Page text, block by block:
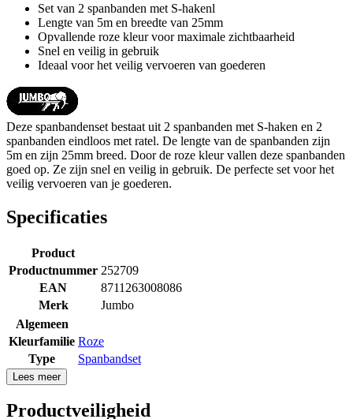
Set van 2 spanbanden met S-hakenl
Lengte van 5m en breedte van 25mm
Opvallende roze kleur voor maximale zichtbaarheid
Snel en veilig in gebruik
Ideaal voor het veilig vervoeren van goederen
Deze spanbandenset bestaat uit 2 spanbanden met S-haken en 2
spanbanden eindloos met ratel. De lengte van de spanbanden zijn
5m en zijn 25mm breed. Door de roze kleur vallen deze spanbanden
goed op. Ze zijn snel en veilig in gebruik. De perfecte set voor het
veilig vervoeren van je goederen.
Specificaties
Product
Productnummer 252709
EAN
8711263008086
Merk
Jumbo
Algemeen
Kleurfamilie Roze
Type
Spanbandset
Lees meer
Productveiligheid